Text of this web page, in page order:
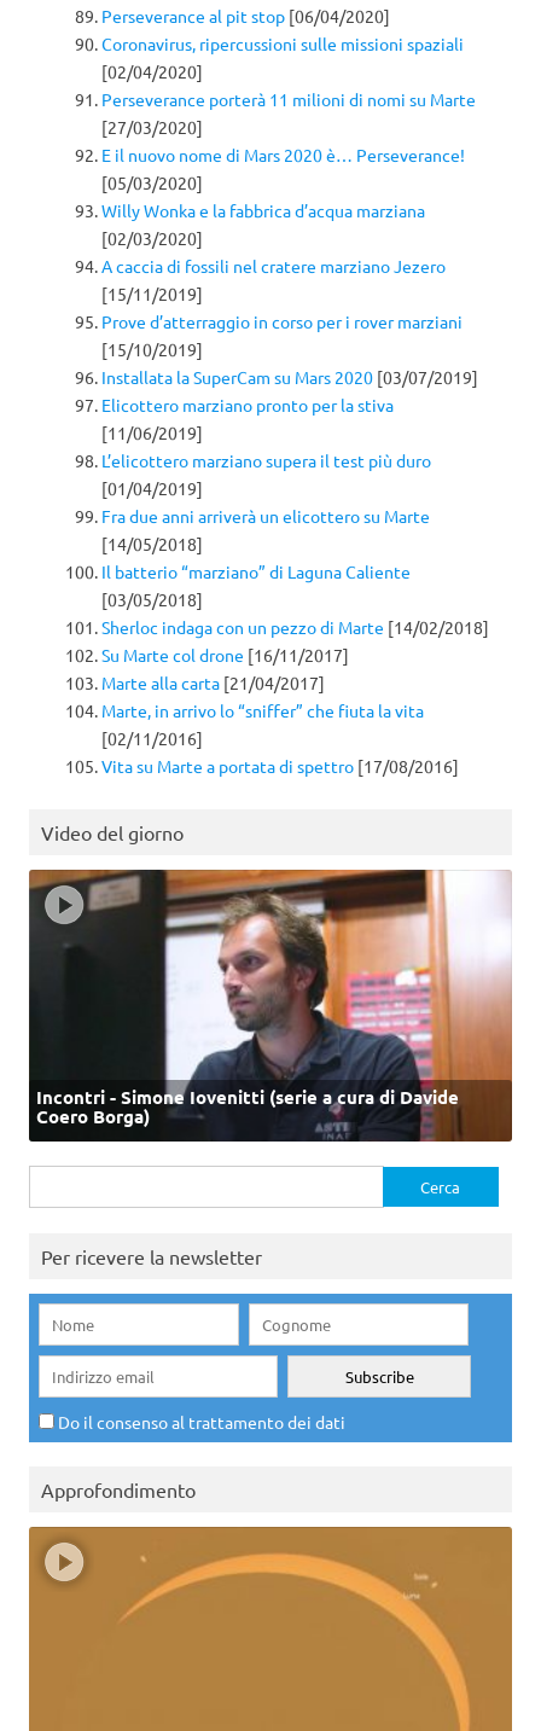
Perseverance al pit stop [06/04/2020]
Coronavirus, ripercussioni sulle missioni spaziali
[02/04/2020]
Perseverance porterà 11 milioni di nomi su Marte
[27/03/2020]
E il nuovo nome di Mars 2020 è… Perseverance!
[05/03/2020]
Willy Wonka e la fabbrica d’acqua marziana
[02/03/2020]
A caccia di fossili nel cratere marziano Jezero
[15/11/2019]
Prove d’atterraggio in corso per i rover marziani
[15/10/2019]
Installata la SuperCam su Mars 2020 [03/07/2019]
Elicottero marziano pronto per la stiva
[11/06/2019]
L’elicottero marziano supera il test più duro
[01/04/2019]
Fra due anni arriverà un elicottero su Marte
[14/05/2018]
Il batterio “marziano” di Laguna Caliente
[03/05/2018]
Sherloc indaga con un pezzo di Marte [14/02/2018]
Su Marte col drone [16/11/2017]
Marte alla carta [21/04/2017]
Marte, in arrivo lo “sniffer” che fiuta la vita
[02/11/2016]
Vita su Marte a portata di spettro [17/08/2016]
Video del giorno
Incontri - Simone Iovenitti (serie a cura di Davide
Coero Borga)
per:
Per ricevere la newsletter
Do il consenso al trattamento dei dati
Approfondimento